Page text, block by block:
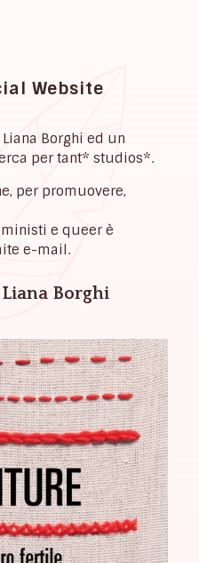
Website
Borghi ed un
per tant* studios*.
per promuovere,
e queer è
e-mail.
Borghi